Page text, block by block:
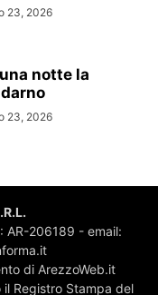
23, 2026
notte la
23, 2026
AR-206189 - email:
di ArezzoWeb.it
Registro Stampa del